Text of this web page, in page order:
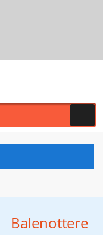
Balenottere